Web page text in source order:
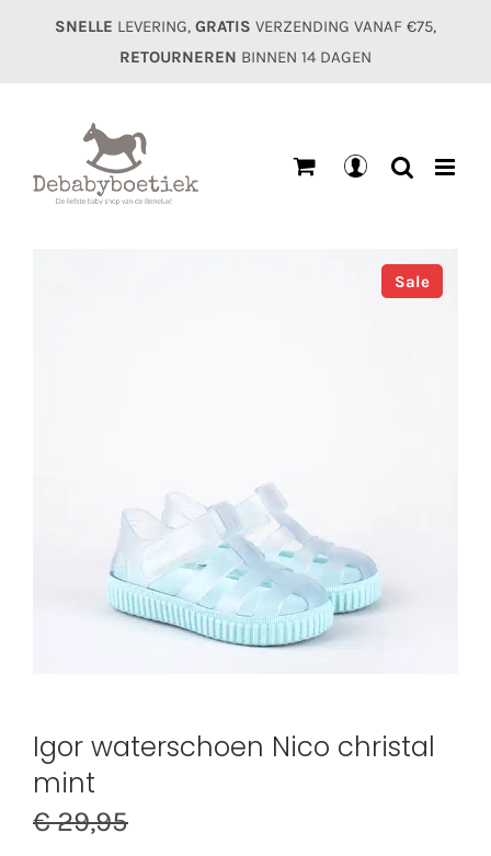
SNELLE LEVERING, GRATIS VERZENDING VANAF €75,
RETOURNEREN BINNEN 14 DAGEN
Sale
Igor waterschoen Nico christal
mint
€29,95